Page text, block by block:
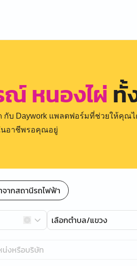
ณ์ หนองไผ่ ทั้
บ Daywork แพลตฟอร์มที่ช่วยให้คุณไ
นอาชีพรอคุณอยู่
จากสถานีรถไฟฟ้า
เลือกตำบล/แขวง